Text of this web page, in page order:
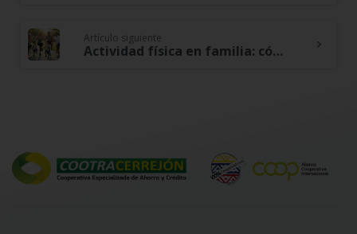
ReadingArtículo siguiente
Actividad física en familia: cómo convertir el deporte en un hábito colectivo